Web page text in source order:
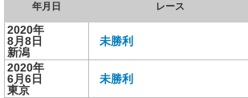
年月日 レース
2020年
8月8日
新潟
未勝利
2020年
6月6日
東京
未勝利